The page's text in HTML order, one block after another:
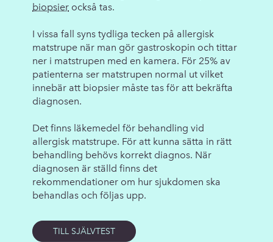
biopsier också tas.
I vissa fall syns tydliga tecken på allergisk
matstrupe när man gör gastroskopin och tittar
ner i matstrupen med en kamera. För 25% av
patienterna ser matstrupen normal ut vilket
innebär att biopsier måste tas för att bekräfta
diagnosen.
Det finns läkemedel för behandling vid
allergisk matstrupe. För att kunna sätta in rätt
behandling behövs korrekt diagnos. När
diagnosen är ställd finns det
rekommendationer om hur sjukdomen ska
behandlas och följas upp.
TILL SJÄLVTEST